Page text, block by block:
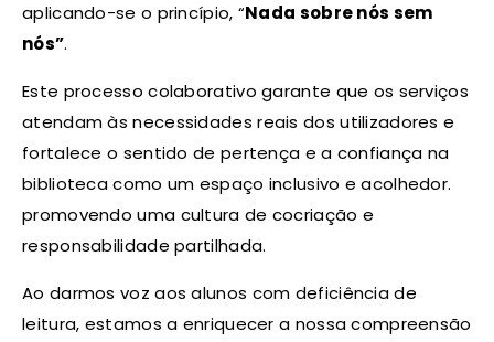
aplicando-se o princípio, “Nada sobre nós sem
nós”.
Este processo colaborativo garante que os serviços
atendam às necessidades reais dos utilizadores e
fortalece o sentido de pertença e a confiança na
biblioteca como um espaço inclusivo e acolhedor.
promovendo uma cultura de cocriação e
responsabilidade partilhada.
Ao darmos voz aos alunos com deficiência de
leitura, estamos a enriquecer a nossa compreensão